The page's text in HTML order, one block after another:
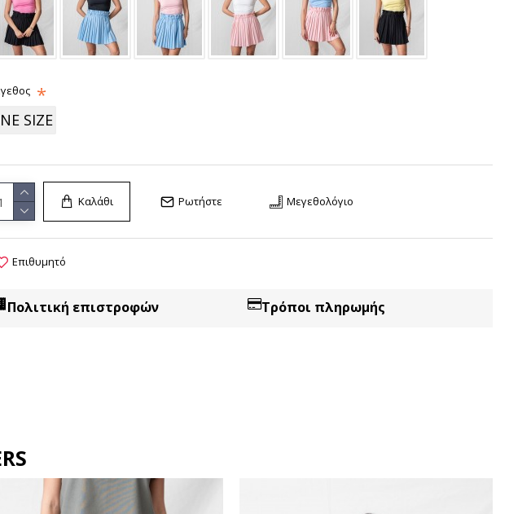
SIZE
Καλάθι Ρωτήστε Μεγεθολόγιο
Επιθυμητό
Πολιτική επιστροφών Τρόποι πληρωμής